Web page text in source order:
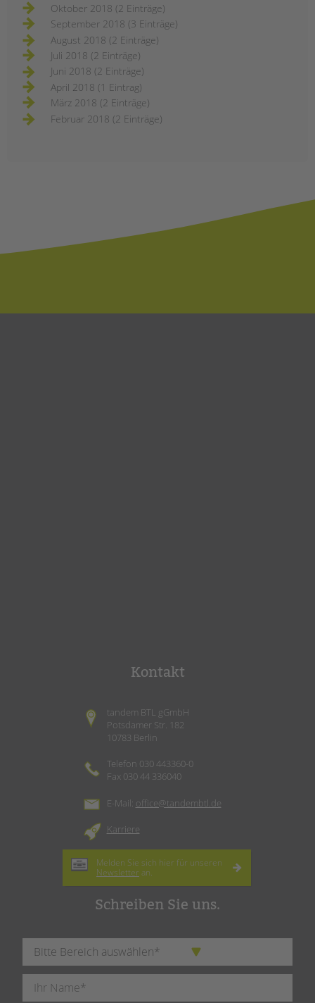
Oktober 2018 (2 Einträge)
September 2018 (3 Einträge)
August 2018 (2 Einträge)
Juli 2018 (2 Einträge)
Juni 2018 (2 Einträge)
April 2018 (1 Eintrag)
März 2018 (2 Einträge)
Februar 2018 (2 Einträge)
Kontakt
tandem BTL gGmbH
Potsdamer Str. 182
10783 Berlin
Telefon 030 443360-0
Fax 030 44 336040
E-Mail: office@tandembtl.de
Karriere
Melden Sie sich hier für unseren
Newsletter an.
Schreiben Sie uns.